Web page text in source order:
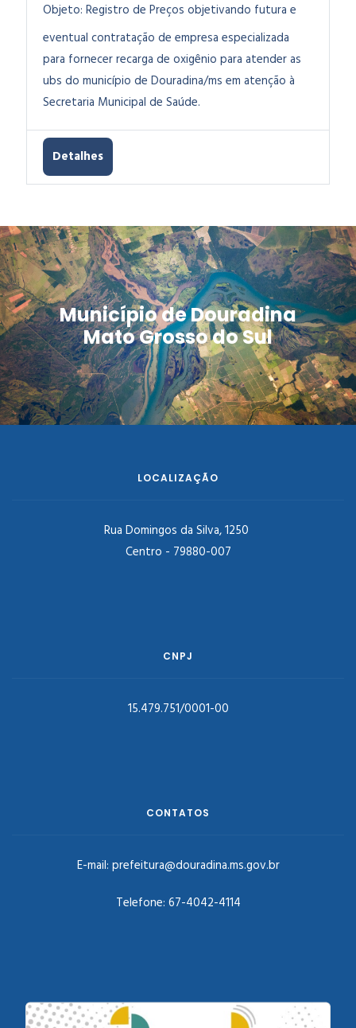
Objeto: Registro de Preços objetivando futura e
eventual contratação de empresa especializada
para fornecer recarga de oxigênio para atender as
ubs do município de Douradina/ms em atenção à
Secretaria Municipal de Saúde.
Detalhes
Município de Douradina
Mato Grosso do Sul
LOCALIZAÇÃO
Rua Domingos da Silva, 1250
Centro - 79880-007
CNPJ
15.479.751/0001-00
CONTATOS
E-mail: prefeitura@douradina.ms.gov.br
Telefone: 67-4042-4114